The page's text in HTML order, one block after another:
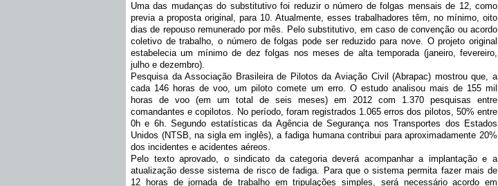
Uma das mudanças do substitutivo foi reduzir o número de folgas mensais de 12, como
previa a proposta original, para 10. Atualmente, esses trabalhadores têm, no mínimo, oito
dias de repouso remunerado por mês. Pelo substitutivo, em caso de convenção ou acordo
coletivo de trabalho, o número de folgas pode ser reduzido para nove. O projeto original
estabelecia um mínimo de dez folgas nos meses de alta temporada (janeiro, fevereiro,
julho e dezembro).
Pesquisa da Associação Brasileira de Pilotos da Aviação Civil (Abrapac) mostrou que, a
cada 146 horas de voo, um piloto comete um erro. O estudo analisou mais de 155 mil
horas de voo (em um total de seis meses) em 2012 com 1.370 pesquisas entre
comandantes e copilotos. No período, foram registrados 1.065 erros dos pilotos, 50% entre
0h e 6h. Segundo estatísticas da Agência de Segurança nos Transportes dos Estados
Unidos (NTSB, na sigla em inglês), a fadiga humana contribui para aproximadamente 20%
dos incidentes e acidentes aéreos.
Pelo texto aprovado, o sindicato da categoria deverá acompanhar a implantação e a
atualização desse sistema de risco de fadiga. Para que o sistema permita fazer mais de
12 horas de jornada de trabalho em tripulações simples, será necessário acordo em